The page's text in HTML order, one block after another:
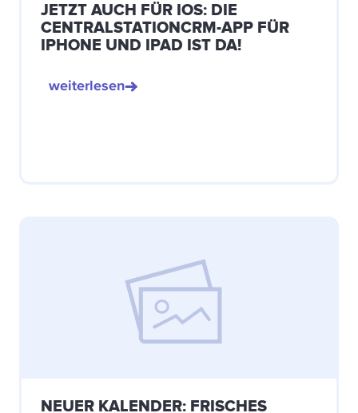
JETZT AUCH FÜR IOS: DIE
CENTRALSTATIONCRM-APP FÜR
IPHONE UND IPAD IST DA!
weiterlesen
NEUER KALENDER: FRISCHES